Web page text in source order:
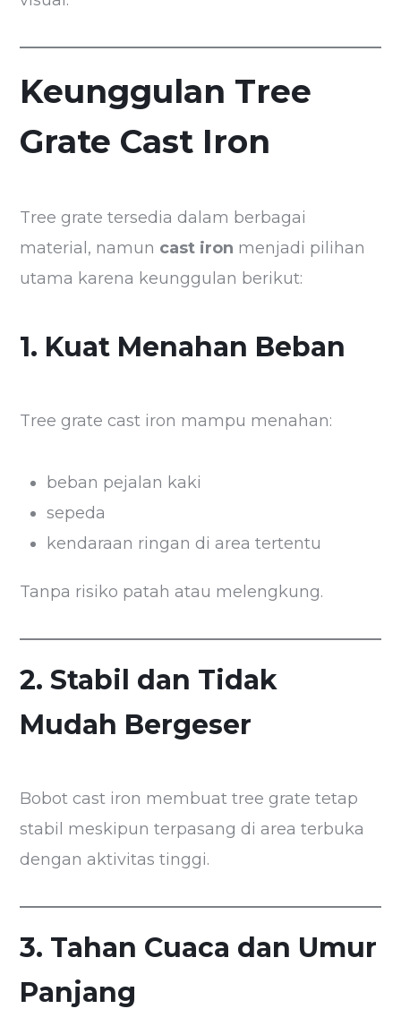
Keunggulan Tree
Grate Cast Iron
Tree grate tersedia dalam berbagai
material, namun cast iron menjadi pilihan
utama karena keunggulan berikut:
1. Kuat Menahan Beban
Tree grate cast iron mampu menahan:
beban pejalan kaki
sepeda
kendaraan ringan di area tertentu
Tanpa risiko patah atau melengkung.
2. Stabil dan Tidak
Mudah Bergeser
Bobot cast iron membuat tree grate tetap
stabil meskipun terpasang di area terbuka
dengan aktivitas tinggi.
3. Tahan Cuaca dan Umur
Panjang